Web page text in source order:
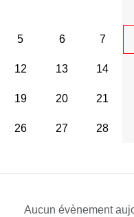
5 6 7
12 13 14
19 20 21
26 27 28
Aucun évènement